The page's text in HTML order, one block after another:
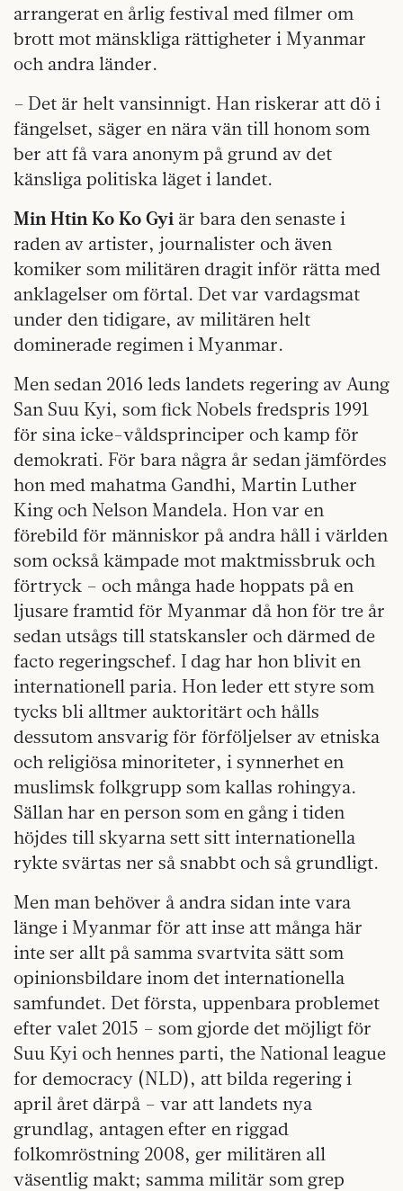
arrangerat en årlig festival med filmer om
brott mot mänskliga rättigheter i Myanmar
och andra länder.
– Det är helt vansinnigt. Han riskerar att dö i
fängelset, säger en nära vän till honom som
ber att få vara anonym på grund av det
känsliga politiska läget i landet.
Min Htin Ko Ko Gyi är bara den senaste i
raden av artister, journalister och även
komiker som militären dragit inför rätta med
anklagelser om förtal. Det var vardagsmat
under den tidigare, av militären helt
dominerade regimen i Myanmar.
Men sedan 2016 leds landets regering av Aung
San Suu Kyi, som fick Nobels fredspris 1991
för sina icke-våldsprinciper och kamp för
demokrati. För bara några år sedan jämfördes
hon med mahatma Gandhi, Martin Luther
King och Nelson Mandela. Hon var en
förebild för människor på andra håll i världen
som också kämpade mot maktmissbruk och
förtryck – och många hade hoppats på en
ljusare framtid för Myanmar då hon för tre år
sedan utsågs till statskansler och därmed de
facto regeringschef. I dag har hon blivit en
internationell paria. Hon leder ett styre som
tycks bli alltmer auktoritärt och hålls
dessutom ansvarig för förföljelser av etniska
och religiösa minoriteter, i synnerhet en
muslimsk folkgrupp som kallas rohingya.
Sällan har en person som en gång i tiden
höjdes till skyarna sett sitt internationella
rykte svärtas ner så snabbt och så grundligt.
Men man behöver å andra sidan inte vara
länge i Myanmar för att inse att många här
inte ser allt på samma svartvita sätt som
opinionsbildare inom det internationella
samfundet. Det första, uppenbara problemet
efter valet 2015 – som gjorde det möjligt för
Suu Kyi och hennes parti, the National league
for democracy (NLD), att bilda regering i
april året därpå – var att landets nya
grundlag, antagen efter en riggad
folkomröstning 2008, ger militären all
väsentlig makt; samma militär som grep